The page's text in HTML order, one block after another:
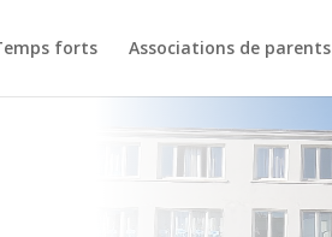
forts Associations de parents